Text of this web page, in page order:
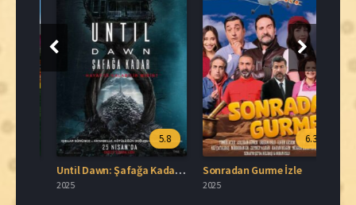
Köstebekgiller: Ata Tohumu Muhafızları İzle
5.8
Until Dawn: Şafağa Kadar İzle
2025
6.3
Sonradan Gurme İzle
2025